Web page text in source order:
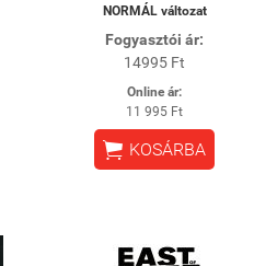
NORMÁL változat
Fogyasztói ár:
14995 Ft
Online ár:
11 995 Ft
 KOSÁRBA